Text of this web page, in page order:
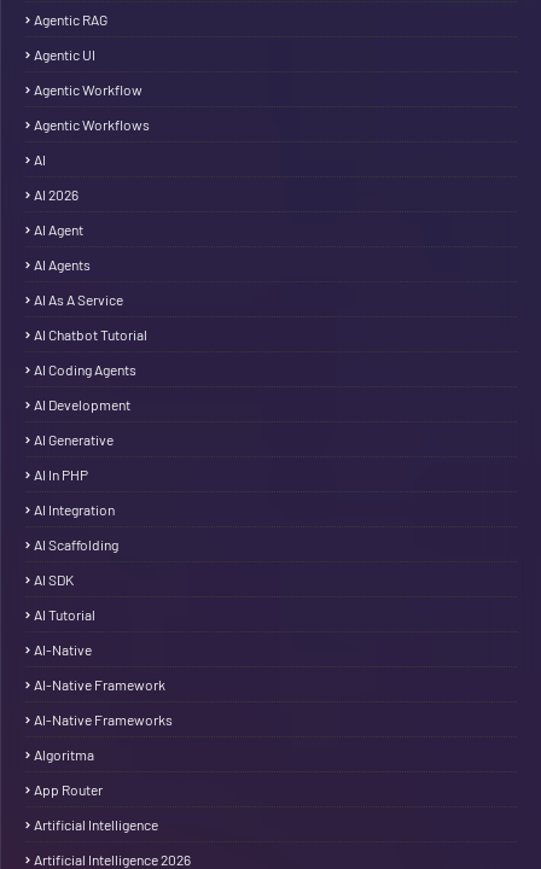
Agentic RAG
Agentic UI
Agentic Workflow
Agentic Workflows
AI
AI 2026
AI Agent
AI Agents
AI As A Service
AI Chatbot Tutorial
AI Coding Agents
AI Development
AI Generative
AI In PHP
AI Integration
AI Scaffolding
AI SDK
AI Tutorial
AI-Native
AI-Native Framework
AI-Native Frameworks
Algoritma
App Router
Artificial Intelligence
Artificial Intelligence 2026